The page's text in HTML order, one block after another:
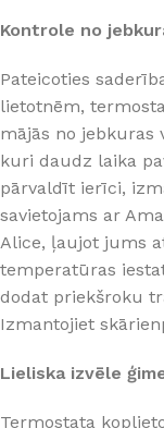
Kontrole no
Pateicoties
lietotnēm,
mājās no jebkuras
kuri daudz laika
pārvaldīt ierīci,
savietojams ar
Alice, ļaujot jums
temperatūras
dodat priekšroku
Izmantojiet
Lieliska izvēle
Termostata